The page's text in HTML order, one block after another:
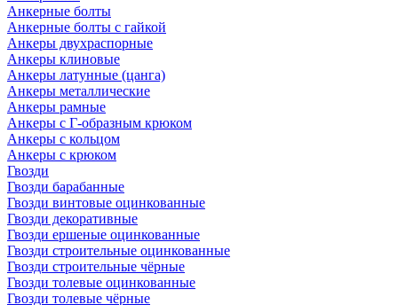
Анкерные болты
Анкерные болты с гайкой
Анкеры двухраспорные
Анкеры клиновые
Анкеры латунные (цанга)
Анкеры металлические
Анкеры рамные
Анкеры с Г-образным крюком
Анкеры с кольцом
Анкеры с крюком
Гвозди
Гвозди барабанные
Гвозди винтовые оцинкованные
Гвозди декоративные
Гвозди ершеные оцинкованные
Гвозди строительные оцинкованные
Гвозди строительные чёрные
Гвозди толевые оцинкованные
Гвозди толевые чёрные